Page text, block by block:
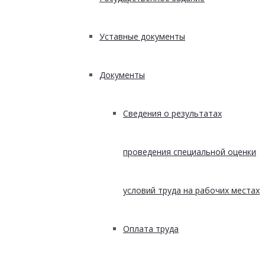
Уставные документы
Документы
Сведения о результатах
проведения специальной оценки
условий труда на рабочих местах
Оплата труда